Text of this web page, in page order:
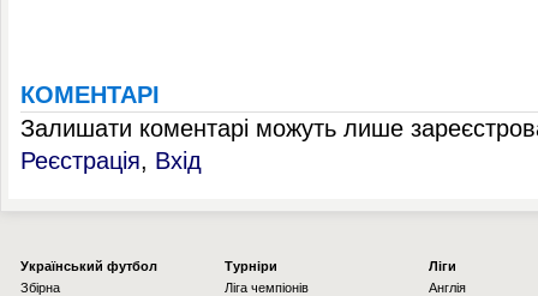
КОМЕНТАРІ
Залишати коментарі можуть лише
Реєстрація, Вхід
Українcький футбол
Збірна
Турніри
Ліга чемпіонів
Ліги
Англія